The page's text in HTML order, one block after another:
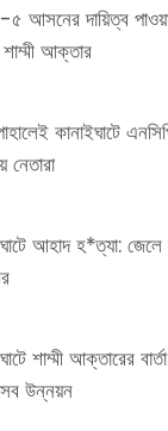
৫ আসনের দায়িত্ব
আক্তার
কানাইঘাটে
নেতারা
আহাদ হ*ত্যা: জেলে
শাম্মী আক্তারের
উন্নয়ন